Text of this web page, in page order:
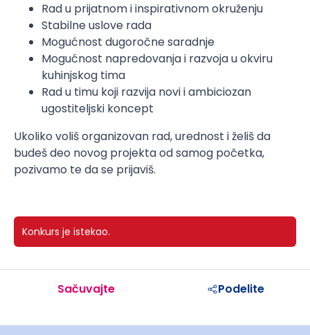
Rad u prijatnom i inspirativnom okruženju
Stabilne uslove rada
Mogućnost dugoročne saradnje
Mogućnost napredovanja i razvoja u okviru
kuhinjskog tima
Rad u timu koji razvija novi i ambiciozan
ugostiteljski koncept
Ukoliko voliš organizovan rad, urednost i želiš da
budeš deo novog projekta od samog početka,
pozivamo te da se prijaviš.
Konkurs je istekao.
Sačuvajte Podelite